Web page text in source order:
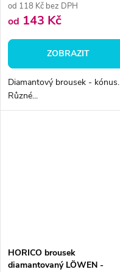
od 118 Kč bez DPH
od 143 Kč
ZOBRAZIT
Diamantový brousek - kónus.
Různé...
HORICO brousek
diamantovaný LÖWEN -